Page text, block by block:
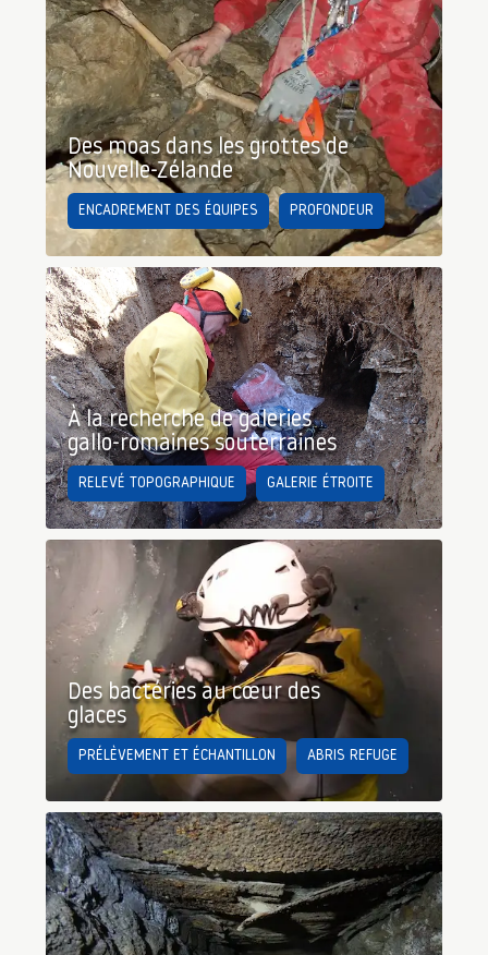
Des moas dans les grottes de
Nouvelle-Zélande
ENCADREMENT DES ÉQUIPES PROFONDEUR
À la recherche de galeries
gallo-romaines souterraines
RELEVÉ TOPOGRAPHIQUE GALERIE ÉTROITE
Des bactéries au cœur des
glaces
PRÉLÈVEMENT ET ÉCHANTILLON ABRIS REFUGE